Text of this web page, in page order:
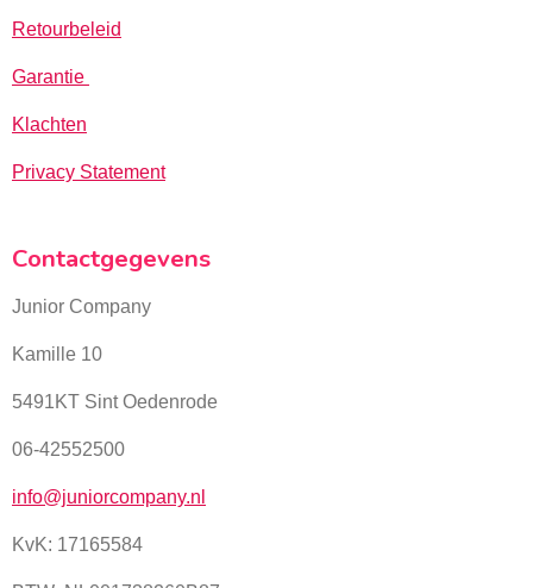
Retourbeleid
Garantie
Klachten
Privacy Statement
Contactgegevens
Junior Company
Kamille 10
5491KT Sint Oedenrode
06-42552500
info@juniorcompany.nl
KvK: 17165584